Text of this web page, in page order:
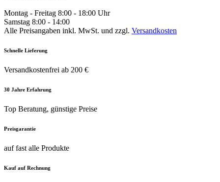
Montag - Freitag 8:00 - 18:00 Uhr
Samstag 8:00 - 14:00
Alle Preisangaben inkl. MwSt. und zzgl. Versandkosten
Schnelle Lieferung
Versandkostenfrei ab 200 €
30 Jahre Erfahrung
Top Beratung, günstige Preise
Preisgarantie
auf fast alle Produkte
Kauf auf Rechnung